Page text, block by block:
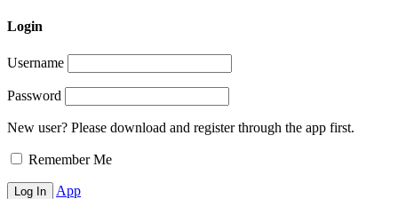
Login
Username
Password
New user? Please download and register through the app first.
Remember Me
App